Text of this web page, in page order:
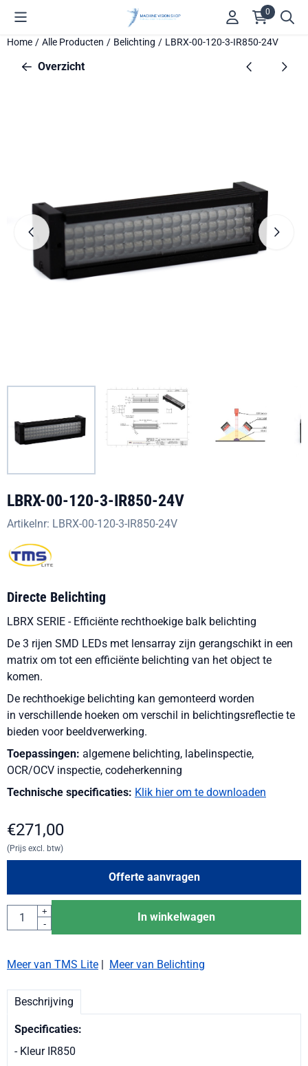
Cookievoorkeuren zijn beschikbaar. Kies instellingen of sta alle
0
Home / Alle Producten / Belichting / LBRX-00-120-3-IR850-24V
Overzicht
LBRX-00-120-3-IR850-24V
Artikelnr: LBRX-00-120-3-IR850-24V
Directe Belichting
LBRX SERIE - Efficiënte rechthoekige balk belichting
De 3 rijen SMD LEDs met lensarray zijn gerangschikt in een
matrix om tot een efficiënte belichting van het object te
komen.
De rechthoekige belichting kan gemonteerd worden
in verschillende hoeken om verschil in belichtingsreflectie te
bieden voor beeldverwerking.
Toepassingen: algemene belichting, labelinspectie,
OCR/OCV inspectie, codeherkenning
Technische specificaties: Klik hier om te downloaden
€271,00
(Prijs excl. btw)
Offerte aanvragen
Aantal
+
-
In winkelwagen
Meer van TMS Lite Meer van Belichting
Beschrijving
Specificaties:
- Kleur IR850